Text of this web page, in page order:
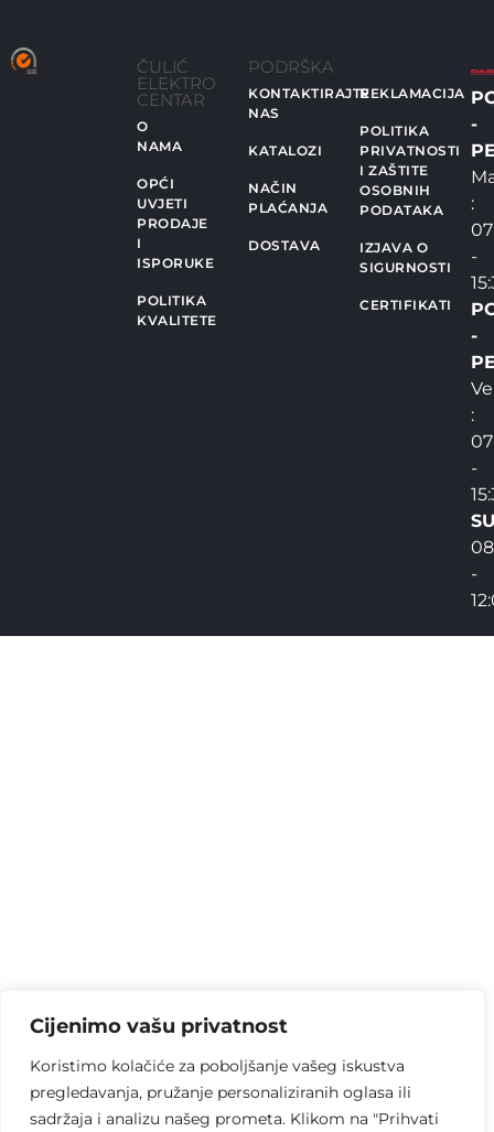
Cijenimo vašu privatnost
Koristimo kolačiće za poboljšanje vašeg iskustva
pregledavanja, pružanje personaliziranih oglasa ili
sadržaja i analizu našeg prometa. Klikom na "Prihvati
ČULIĆ
ELEKTRO
CENTAR
O
NAMA
OPĆI
UVJETI
PRODAJE
I
ISPORUKE
POLITIKA
KVALITETE
PODRŠKA
KONTAKTIRAJTE
NAS
KATALOZI
NAČIN
PLAĆANJA
DOSTAVA
REKLAMACIJA
POLITIKA
PRIVATNOSTI
I ZAŠTITE
OSOBNIH
PODATAKA
IZJAVA O
SIGURNOSTI
CERTIFIKATI
-
:
-
-
:
-
-